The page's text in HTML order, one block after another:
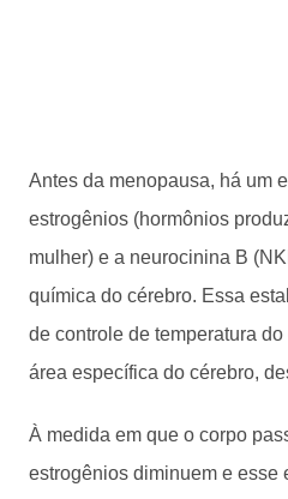
Antes da menopausa, há um
estrogênios (hormônios
mulher) e a neurocinina B
química do cérebro. Essa
de controle de temperatura
área específica do cérebro,
À medida em que o corpo
estrogênios diminuem e esse